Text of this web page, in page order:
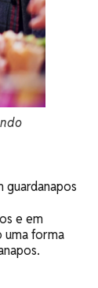
e em
uma forma